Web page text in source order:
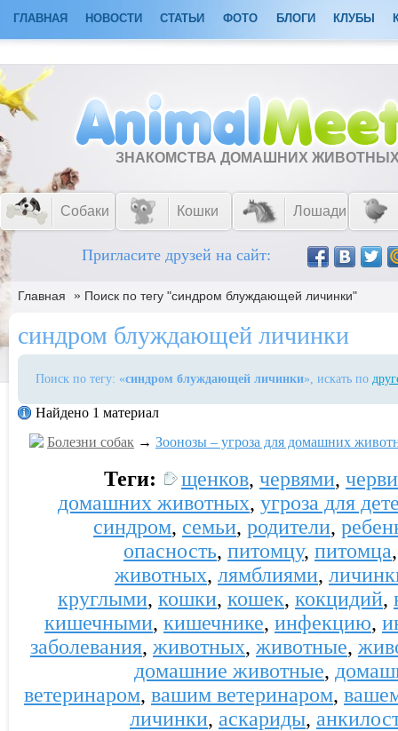
ГЛАВНАЯ НОВОСТИ СТАТЬИ ФОТО БЛОГИ КЛУБЫ
ЗНАКОМСТВА ДОМАШНИХ
Собаки Кошки Лошади
Пригласите друзей на сайт:
Главная » Поиск по тегу "синдром блуждающей личинки"
синдром блуждающей личинки
Поиск по тегу: «синдром блуждающей личинки», искать по
Найдено 1 материал
Болезни собак → Зоонозы – угроза для домашних
Теги: щенков, червями, черви
домашних животных, угроза для
синдром, семьи, родители,
опасность, питомцу, питомца
животных, лямблиями,
круглыми, кошки, кошек, кокцидий,
кишечными, кишечнике, инфекцию,
заболевания, животных, животные,
домашние животные,
ветеринаром, вашим ветеринаром,
личинки, аскариды,